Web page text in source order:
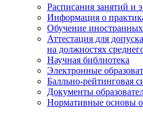
Расписания занятий и
Информация о
Обучение
Аттестация для
на должностях
Научная библиотека
Электронные
Балльно-рейтинговая
Документы
Нормативные основы